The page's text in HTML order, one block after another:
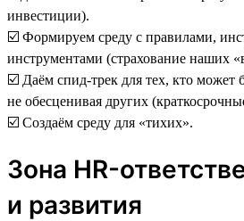
инвестиции).
☑️ Формируем среду с правилами,
инструментами (страхование наших
☑️ Даём спид-трек для тех, кто может
не обесценивая других
☑️ Создаём среду для «тихих».
Зона HR-
и развития